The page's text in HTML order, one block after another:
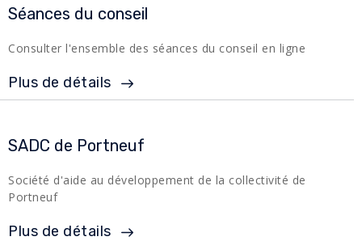
Séances du conseil
Consulter l'ensemble des séances du conseil en ligne
Plus de détails
SADC de Portneuf
Société d'aide au développement de la collectivité de
Portneuf
Plus de détails